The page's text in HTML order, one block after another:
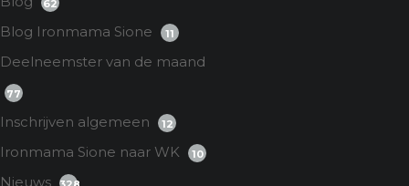
62
Blog Ironmama Sione 11
Deelneemster van de maand
77
Inschrijven algemeen 12
Ironmama Sione naar WK 10
Nieuws